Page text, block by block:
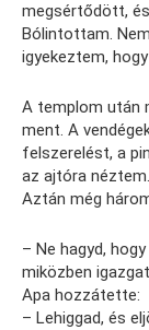
megsértődött,
Bólintottam.
igyekeztem,
A templom után
ment. A
felszerelést, a
az ajtóra
Aztán még
– Ne hagyd,
miközben
Apa hozzátette:
– Lehiggad, és